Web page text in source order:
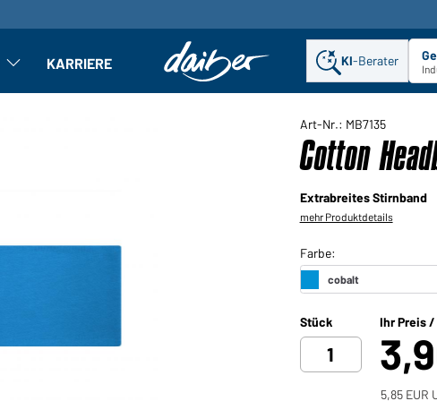
Unternehmen: Untermenü öffnen
KARRIERE KI-Berater
Art-Nr.: MB7135
Cotton
Extrabreites Stirnband
mehr Produktdetails
Stück Ihr Preis
5,85 EUR